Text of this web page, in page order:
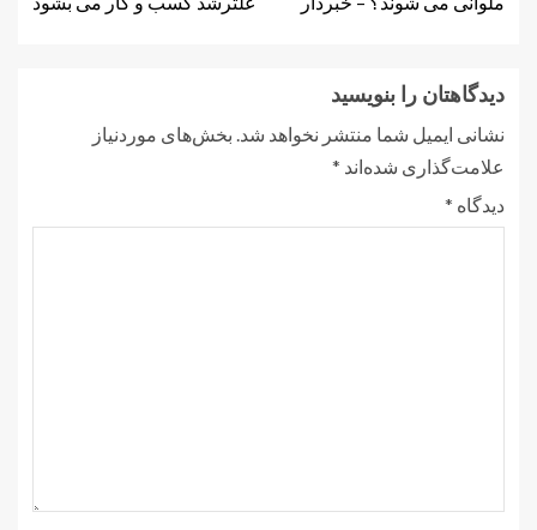
دیدگاهتان را بنویسید
نشانی ایمیل شما منتشر نخواهد شد. بخش‌های موردنیاز
علامت‌گذاری شده‌اند *
دیدگاه *